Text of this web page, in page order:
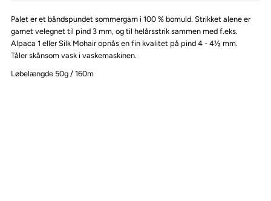
Palet er et båndspundet sommergarn i 100 % bomuld. Strikket alene er
garnet velegnet til pind 3 mm, og til helårsstrik sammen med f.eks.
Alpaca 1 eller Silk Mohair opnås en fin kvalitet på pind 4 - 4½ mm.
Tåler skånsom vask i vaskemaskinen.
Løbelængde 50g / 160m